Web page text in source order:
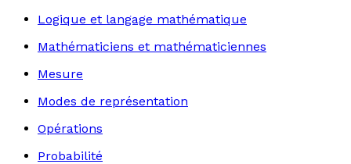
Logique et langage mathématique
Mathématiciens et mathématiciennes
Mesure
Modes de représentation
Opérations
Probabilité